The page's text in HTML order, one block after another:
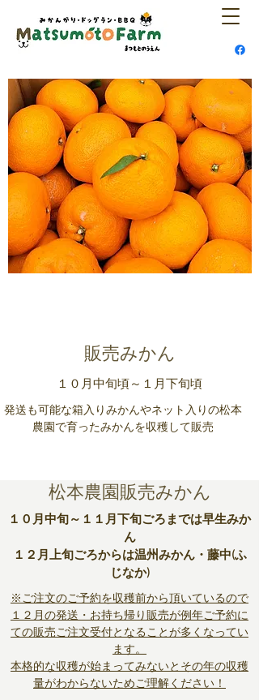
​​販売みかん
１０月中旬頃～１月下旬頃
​​発送も可能な箱入りみかんやネット入りの松本
農園で育ったみかんを収穫して販売
松本農園販売みかん
１０月中旬～１１月下旬ごろまでは早生みか
ん
１２月上旬ごろからは温州みかん・藤中(ふ
じなか)
※ご注文のご予約を収穫前から頂いているので
１２月の発送・お持ち帰り販売が例年ご予約に
ての販売ご注文受付となることが多くなってい
ます。
本格的な収穫が始まってみないとその年の収穫
量がわからないためご理解ください！